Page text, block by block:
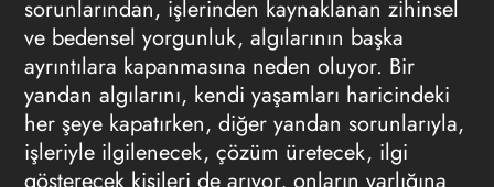
sorunlarından, işlerinden kaynaklanan zihinsel
ve bedensel yorgunluk, algılarının başka
ayrıntılara kapanmasına neden oluyor. Bir
yandan algılarını, kendi yaşamları haricindeki
her şeye kapatırken, diğer yandan sorunlarıyla,
işleriyle ilgilenecek, çözüm üretecek, ilgi